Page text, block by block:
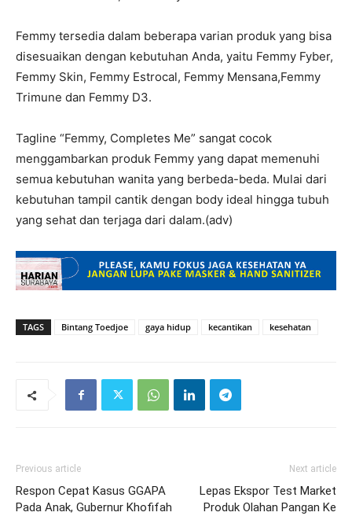
Femmy tersedia dalam beberapa varian produk yang bisa
disesuaikan dengan kebutuhan Anda, yaitu Femmy Fyber,
Femmy Skin, Femmy Estrocal, Femmy Mensana,Femmy
Trimune dan Femmy D3.
Tagline “Femmy, Completes Me” sangat cocok
menggambarkan produk Femmy yang dapat memenuhi
semua kebutuhan wanita yang berbeda-beda. Mulai dari
kebutuhan tampil cantik dengan body ideal hingga tubuh
yang sehat dan terjaga dari dalam.(adv)
TAGS Bintang Toedjoe gaya hidup kecantikan kesehatan
Previous article
Respon Cepat Kasus GGAPA
Pada Anak, Gubernur Khofifah
Next article
Lepas Ekspor Test Market
Produk Olahan Pangan Ke